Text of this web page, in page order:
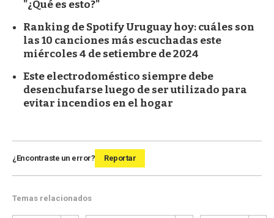
"¿Qué es esto?"
Ranking de Spotify Uruguay hoy: cuáles son
las 10 canciones más escuchadas este
miércoles 4 de setiembre de 2024
Este electrodoméstico siempre debe
desenchufarse luego de ser utilizado para
evitar incendios en el hogar
¿Encontraste un error? Reportar
Temas relacionados